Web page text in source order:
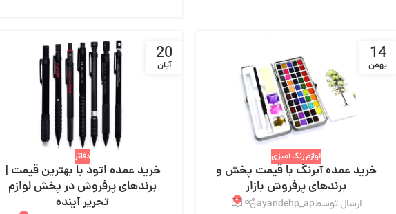
14
بهمن
لوازم رنگ آمیزی
خرید عمده آبرنگ با قیمت پخش و
برندهای پرفروش بازار
ارسال توسطayandehp_ap ۰
20
آبان
دفاتر
خرید عمده اتود با بهترین قیمت |
برندهای پرفروش در پخش لوازم
تحریر آینده